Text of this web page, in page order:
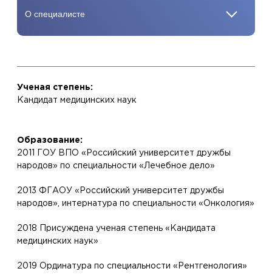
Ученая степень:
Кандидат медицинских наук
Образование:
2011 ГОУ ВПО «Российский университет дружбы
народов» по специальности «Лечебное дело»
2013 ФГАОУ «Российский университет дружбы
народов», интернатура по специальности «Онкология»
2018 Присуждена ученая степень «Кандидата
медицинских наук»
2019 Ординатура по специальности «Рентгенология»